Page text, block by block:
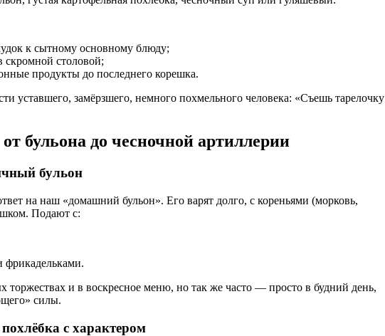
к сытному основному блюду;
скромной столовой;
продукты до последнего корешка.
уставшего, замёрзшего, немного похмельного человека: «Съешь тарелочку
бульона до чесночной артиллерии
бульон
на наш «домашний бульон». Его варят долго, с кореньями (морковь,
Подают с:
торжествах и в воскресное меню, но так же часто — просто в будний день,
силы.
с характером